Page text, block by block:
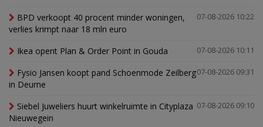
07-08-2026 10:22
BPD verkoopt 40 procent minder woningen,
verlies krimpt naar 18 mln euro
07-08-2026 10:11
Ikea opent Plan & Order Point in Gouda
07-08-2026 09:31
Fysio Jansen koopt pand Schoenmode Zeilberg
in Deurne
07-08-2026 09:10
Siebel Juweliers huurt winkelruimte in Cityplaza
Nieuwegein